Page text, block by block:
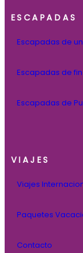
ESCAPADAS
Escapadas de
Escapadas de
Escapadas de
VIAJES
Viajes
Paquetes
Contacto